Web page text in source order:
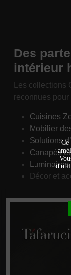
Des
intérieur
Les collections
reconnues pour
Cuisines
Mobilier
Solutions
Canapés
Décor et
Ce